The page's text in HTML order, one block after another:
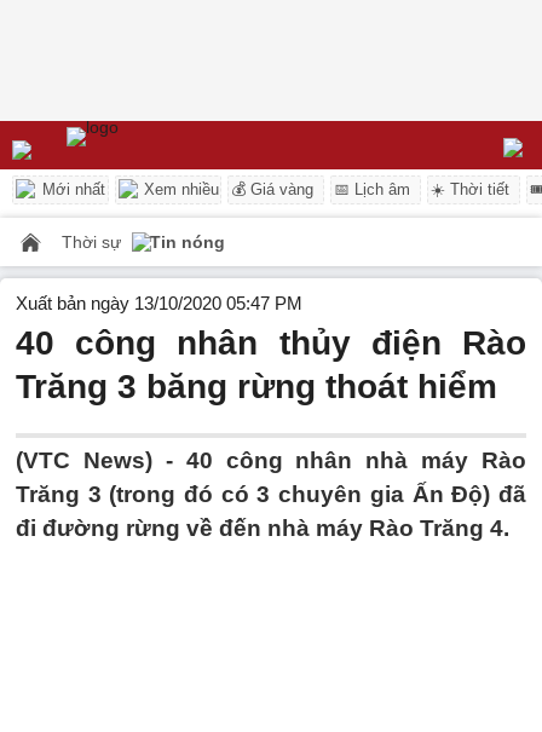
Mới nhất Xem nhiều 💰 Giá vàng 📅 Lịch âm ☀️ Thời tiết
Thời sự Tin nóng
Xuất bản ngày 13/10/2020 05:47 PM
40 công nhân thủy điện Rào
Trăng 3 băng rừng thoát hiểm
(VTC News) - 40 công nhân nhà máy Rào
Trăng 3 (trong đó có 3 chuyên gia Ấn Độ) đã
đi đường rừng về đến nhà máy Rào Trăng 4.